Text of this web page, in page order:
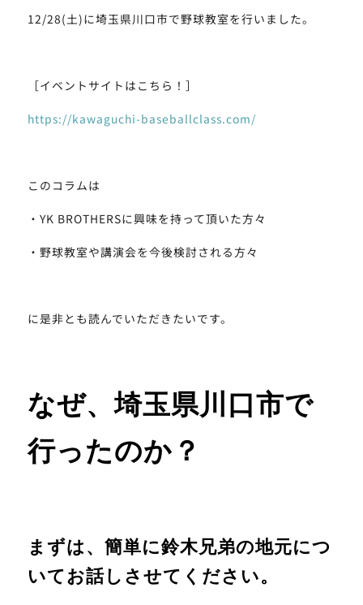
12/28(土)に埼玉県川口市で野球教室を行いました。
［イベントサイトはこちら！］
https://kawaguchi-baseballclass.com/
このコラムは
・YK BROTHERSに興味を持って頂いた方々
・野球教室や講演会を今後検討される方々
に是非とも読んでいただきたいです。
なぜ、埼玉県川口市で
行ったのか？
まずは、簡単に鈴木兄弟の地元につ
いてお話しさせてください。